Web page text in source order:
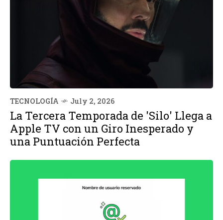
TECNOLOGÍA July 2, 2026
La Tercera Temporada de 'Silo' Llega a
Apple TV con un Giro Inesperado y
una Puntuación Perfecta